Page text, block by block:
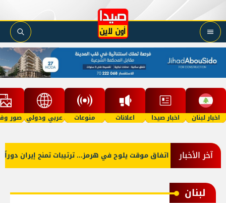
اخبار لبنان اخبار صيدا اعلانات منوعات عربي ودولي صور
آخر الأخبار اتفاق موقت يلوح في هرمز... ترتيبات تمنح إيران دوراً
لبنان